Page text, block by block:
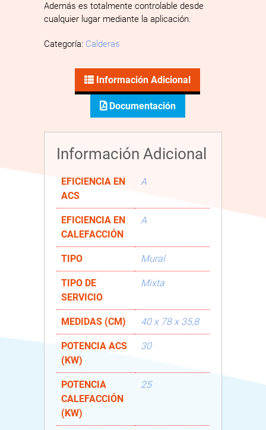
Además es totalmente controlable desde
cualquier lugar mediante la aplicación.
Categoría: Calderas
Información Adicional
Documentación
Información Adicional
EFICIENCIA EN
ACS
A
EFICIENCIA EN
CALEFACCIÓN
A
TIPO Mural
TIPO DE
SERVICIO
Mixta
MEDIDAS (CM) 40 x 78 x 35,8
POTENCIA ACS
(KW)
30
POTENCIA
CALEFACCIÓN
(KW)
25